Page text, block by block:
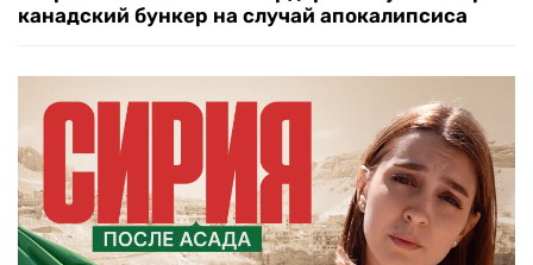
канадский бункер на случай апокалипсиса